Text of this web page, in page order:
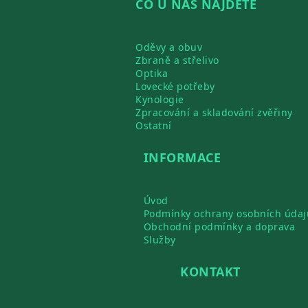
CO U NÁS NAJDETE
Oděvy a obuv
Zbraně a střelivo
Optika
Lovecké potřeby
Kynologie
Zpracování a skladování zvěřiny
Ostatní
INFORMACE
Úvod
Podmínky ochrany osobních
Obchodní podmínky a doprava
Služby
KONTAKT